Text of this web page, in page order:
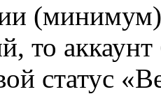
то
статус